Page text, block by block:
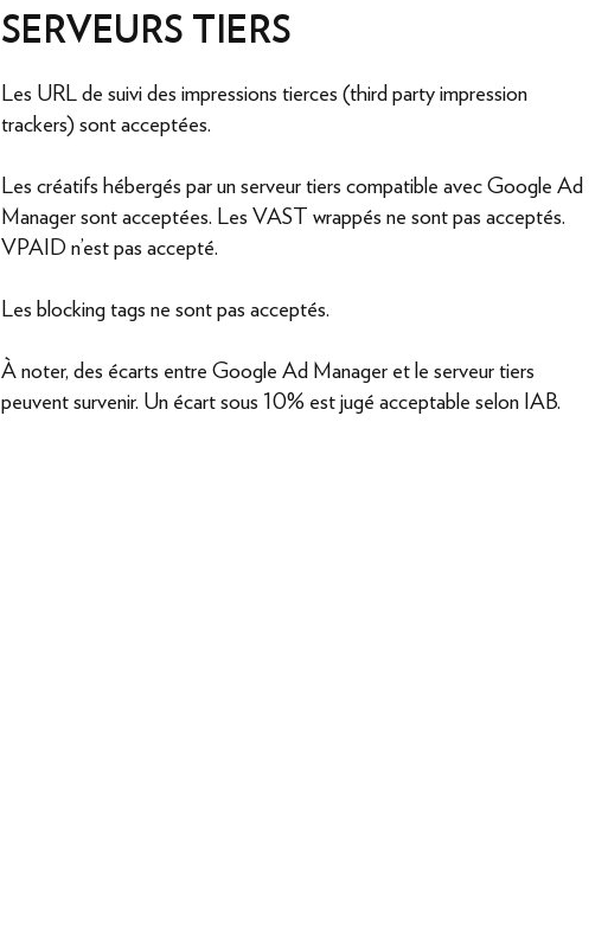
SERVEURS TIERS
Les URL de suivi des impressions tierces (third party impression
trackers) sont acceptées.
Les créatifs hébergés par un serveur tiers compatible avec Google Ad
Manager sont acceptées. Les VAST wrappés ne sont pas acceptés.
VPAID n'est pas accepté.
Les blocking tags ne sont pas acceptés.
À noter, des écarts entre Google Ad Manager et le serveur tiers
peuvent survenir. Un écart sous 10% est jugé acceptable selon IAB.